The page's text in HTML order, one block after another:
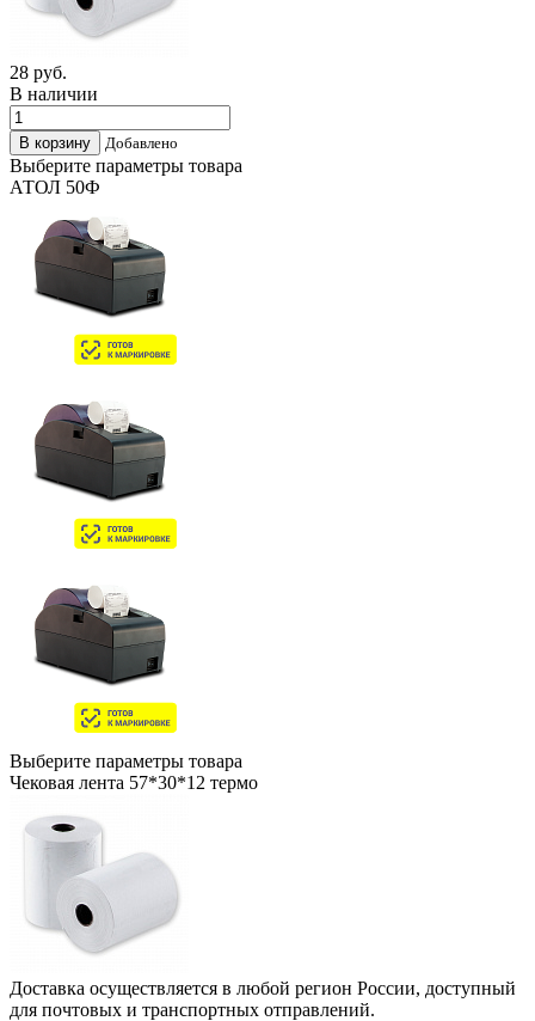
28 руб.
В наличии
Добавлено
Выберите параметры товара
АТОЛ 50Ф
Выберите параметры товара
Чековая лента 57*30*12 термо
Доставка осуществляется в любой регион России, доступный
для почтовых и транспортных отправлений.